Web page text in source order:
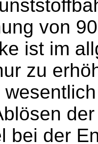
von
ist im
zu
bei der